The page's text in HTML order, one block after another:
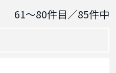
61～80件目／85件中